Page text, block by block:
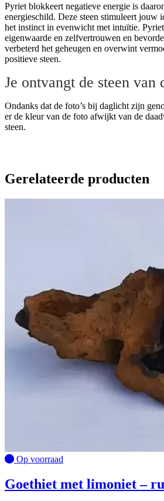
Pyriet blokkeert negatieve energie is
energieschild. Deze steen stimuleert jouw
het instinct in evenwicht met intuïtie.
eigenwaarde en zelfvertrouwen en
verbeterd het geheugen en overwint
positieve steen.
Je ontvangt de steen van
Ondanks dat de foto’s bij daglicht zijn
er de kleur van de foto afwijkt van de
steen.
Gerelateerde producten
Op voorraad
Goethiet met limoniet –